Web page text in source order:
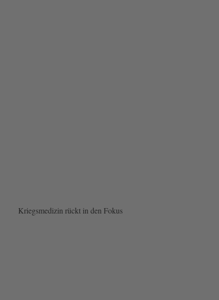
Kriegsmedizin rückt in den Fokus